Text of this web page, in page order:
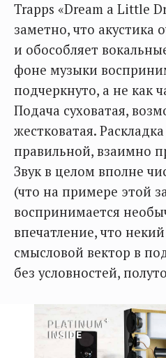
Trapps «Dream a Little
заметно, что акустика
и обособляет
фоне музыки
подчеркнуто, а не как
Подача суховатая,
жестковатая.
правильной, взаимно
Звук в целом вполне
(что на примере этой
воспринимается
впечатление, что
смысловой вектор в
без условностей,